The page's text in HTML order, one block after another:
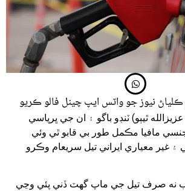
ڪلياڻ نيوز جو واٽس ايپ چينل فالو ڪريو
ٿيٻو) ٽنڊو باگو ۽ ان جي ڀرپاسي
مافيا مڪمل طور بي قابو ٿي وئي
۽ غير معياري ايراني تيل سريعام وڪرو
نه صرف تيل جي ماپ گهٽ ڏني پئي وڃي